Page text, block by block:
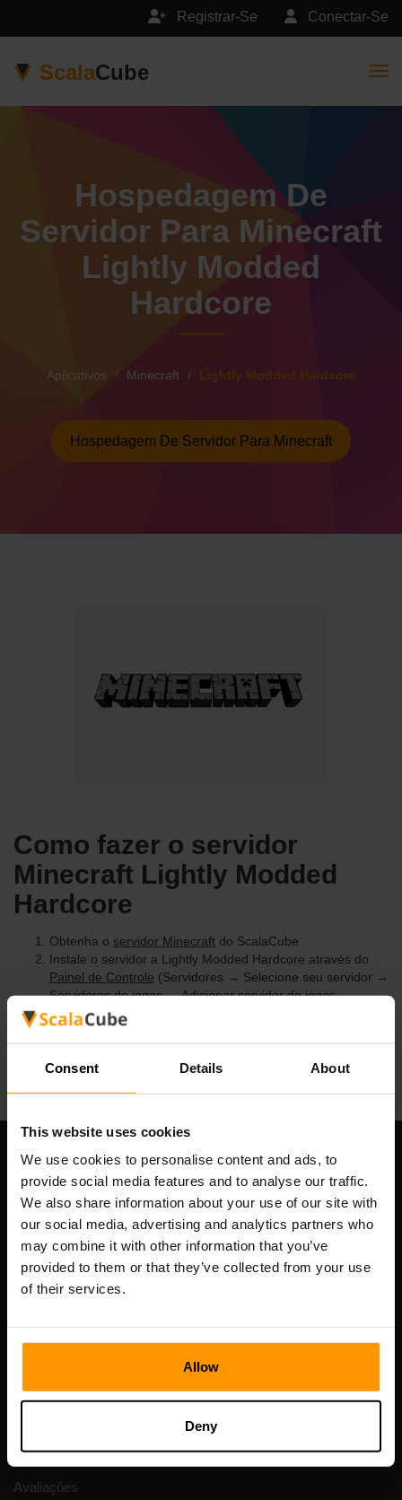
Consent Details About
This website uses cookies
We use cookies to personalise content and ads, to
provide social media features and to analyse our traffic.
We also share information about your use of our site with
our social media, advertising and analytics partners who
may combine it with other information that you’ve
provided to them or that they’ve collected from your use
of their services.
Allow
Deny
Conectar-Se
Registrar-Se
ScalaCube
Hospedagem De
Servidor Para Minecraft
Lightly Modded
Hardcore
Aplicativos Minecraft Lightly Modded Hardcore
Hospedagem De Servidor Para Minecraft
Como fazer o servidor
Minecraft Lightly Modded
Hardcore
Obtenha o servidor Minecraft do ScalaCube
Instale o servidor a Lightly Modded Hardcore através do
Painel de Controle (Servidores → Selecione seu servidor →
Servidores de jogos → Adicionar servidor de jogos →
Lightly Modded Hardcore)
Divirta-se jogando no servidor!
Nossa empresa
Scalable Hosting Solutions OÜ
Código de Registo: 14652605
Número de IVA: EE102133820
Avaliações